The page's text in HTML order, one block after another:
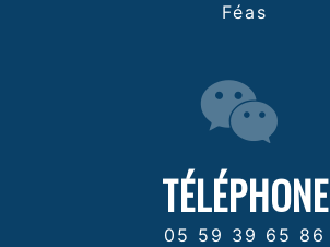
Féas
TÉLÉPHONE
05 59 39 65 86